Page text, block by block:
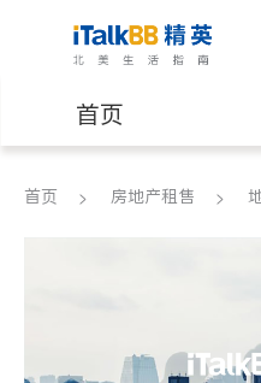
首页
医生
首页 房地产租售